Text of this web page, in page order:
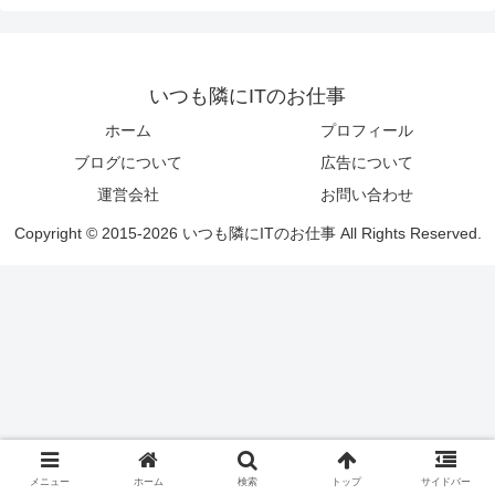
いつも隣にITのお仕事
ホーム
プロフィール
ブログについて
広告について
運営会社
お問い合わせ
Copyright © 2015-2026 いつも隣にITのお仕事 All Rights Reserved.
メニュー ホーム 検索 トップ サイドバー